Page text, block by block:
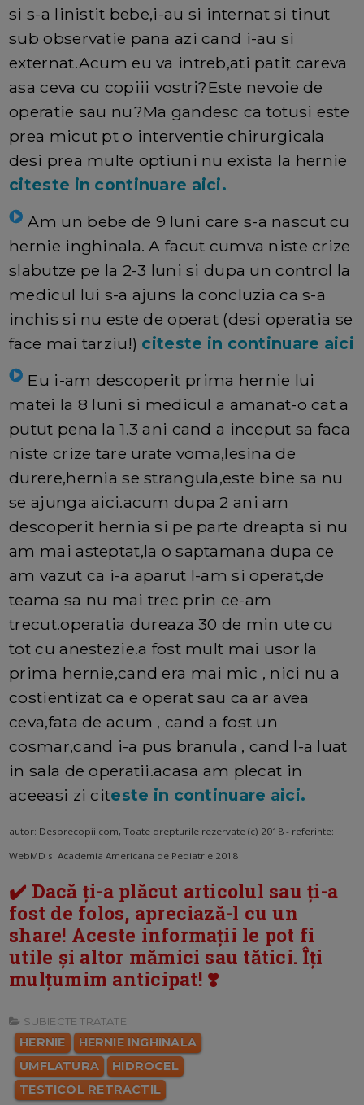
si s-a linistit bebe,i-au si internat si tinut
sub observatie pana azi cand i-au si
externat.Acum eu va intreb,ati patit careva
asa ceva cu copiii vostri?Este nevoie de
operatie sau nu?Ma gandesc ca totusi este
prea micut pt o interventie chirurgicala
desi prea multe optiuni nu exista la hernie
citeste in continuare aici.
Am un bebe de 9 luni care s-a nascut cu
hernie inghinala. A facut cumva niste crize
slabutze pe la 2-3 luni si dupa un control la
medicul lui s-a ajuns la concluzia ca s-a
inchis si nu este de operat (desi operatia se
face mai tarziu!) citeste in continuare aici
Eu i-am descoperit prima hernie lui
matei la 8 luni si medicul a amanat-o cat a
putut pena la 1.3 ani cand a inceput sa faca
niste crize tare urate voma,lesina de
durere,hernia se strangula,este bine sa nu
se ajunga aici.acum dupa 2 ani am
descoperit hernia si pe parte dreapta si nu
am mai asteptat,la o saptamana dupa ce
am vazut ca i-a aparut l-am si operat,de
teama sa nu mai trec prin ce-am
trecut.operatia dureaza 30 de min ute cu
tot cu anestezie.a fost mult mai usor la
prima hernie,cand era mai mic , nici nu a
costientizat ca e operat sau ca ar avea
ceva,fata de acum , cand a fost un
cosmar,cand i-a pus branula , cand l-a luat
in sala de operatii.acasa am plecat in
aceeasi zi citeste in continuare aici.
autor: Desprecopii.com, Toate drepturile rezervate (c) 2018 - referinte:
WebMD si Academia Americana de Pediatrie 2018
✔️ Dacă ți-a plăcut articolul sau ți-a
fost de folos, apreciază-l cu un
share! Aceste informații le pot fi
utile și altor mămici sau tătici. Îți
mulțumim anticipat! ❣️
SUBIECTE TRATATE:
HERNIE
HERNIE INGHINALA
UMFLATURA
HIDROCEL
TESTICOL RETRACTIL